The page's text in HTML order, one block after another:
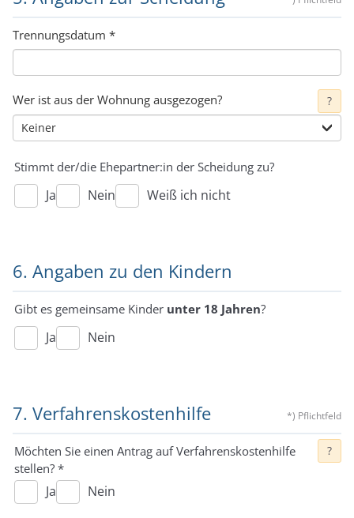
Trennungsdatum *
Wer ist aus der Wohnung ausgezogen? ?
Stimmt der/die Ehepartner:in der Scheidung zu?
Ja Nein Weiß ich nicht
6. Angaben zu den Kindern
Gibt es gemeinsame Kinder unter 18 Jahren?
Ja Nein
7. Verfahrenskostenhilfe *) Pflichtfeld
Möchten Sie einen Antrag auf Verfahrenskostenhilfe
stellen? *
?
Ja Nein